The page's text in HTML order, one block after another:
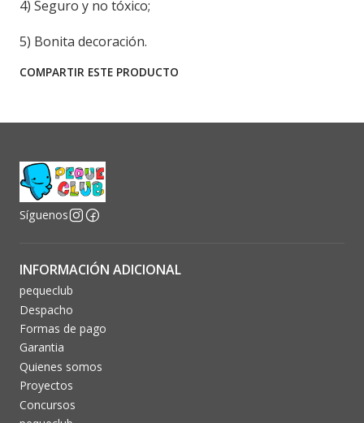
4) Seguro y no tóxico;
5) Bonita decoración.
COMPARTIR ESTE PRODUCTO
Síguenos
INFORMACIÓN ADICIONAL
pequeclub
Despacho
Formas de pago
Garantia
Quienes somos
Proyectos
Concursos